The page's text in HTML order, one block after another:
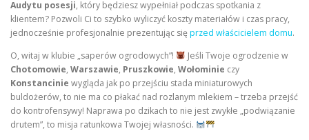
Audytu posesji, który będziesz wypełniał podczas spotkania z
klientem? Pozwoli Ci to szybko wyliczyć koszty materiałów i czas pracy,
jednocześnie profesjonalnie prezentując sięprzed właścicielem domu.
O, witaj w klubie „saperów ogrodowych”!
Jeśli Twoje ogrodzenie w
Chotomowie, Warszawie, Pruszkowie, Wołominie czy
Konstancinie wygląda jak po przejściu stada miniaturowych
buldożerów, to nie ma co płakać nad rozlanym mlekiem – trzeba przejść
do kontrofensywy! Naprawa po dzikach to nie jest zwykłe „podwiązanie
drutem”, to misja ratunkowa Twojej własności.